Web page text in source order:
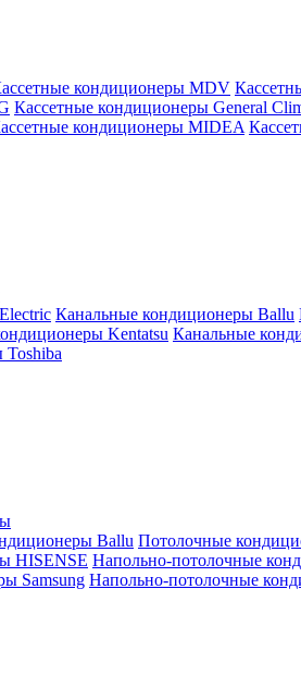
кондиционеры MDV
Кассетные кондиционеры General
кондиционеры MIDEA
Канальные кондиционеры Ballu
Kentatsu Канальные
Ballu Потолочные
HISENSE Напольно-потолочные
Samsung Напольно-потолочные